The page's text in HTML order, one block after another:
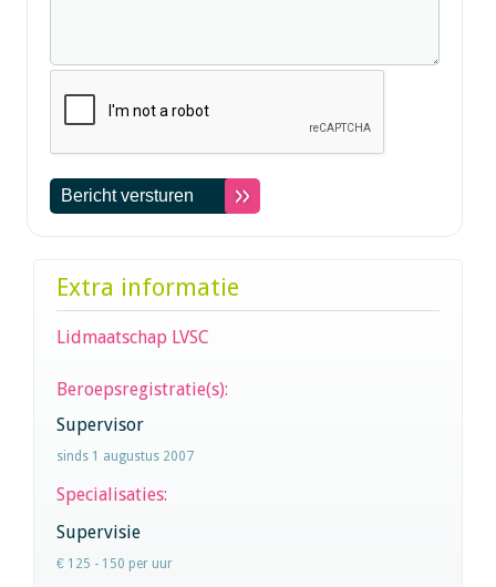
Extra informatie
Lidmaatschap LVSC
Beroepsregistratie(s):
Supervisor
sinds 1 augustus 2007
Specialisaties:
Supervisie
€ 125 - 150 per uur